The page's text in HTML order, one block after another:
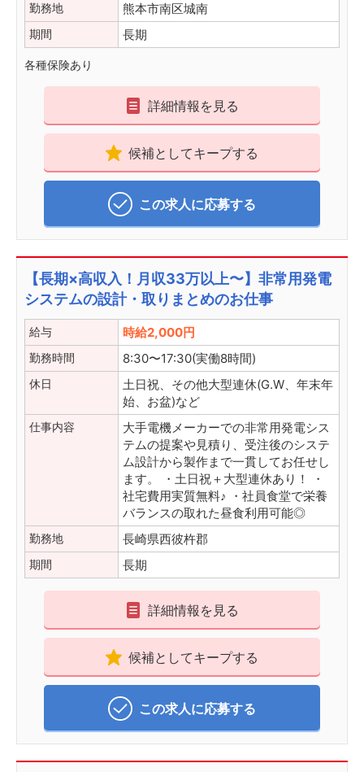
勤務地 熊本市南区城南
期間 長期
各種保険あり
詳細情報を見る
候補としてキープする
この求人に応募する
【長期×高収入！月収33万以上〜】非常用発電
システムの設計・取りまとめのお仕事
給与 時給2,000円
勤務時間 8:30〜17:30(実働8時間)
休日
土日祝、その他大型連休(G.W、年末年
始、お盆)など
仕事内容
大手電機メーカーでの非常用発電シス
テムの提案や見積り、受注後のシステ
ム設計から製作まで一貫してお任せし
ます。 ・土日祝＋大型連休あり！ ・
社宅費用実質無料♪ ・社員食堂で栄養
バランスの取れた昼食利用可能◎
勤務地 長崎県西彼杵郡
期間 長期
詳細情報を見る
候補としてキープする
この求人に応募する